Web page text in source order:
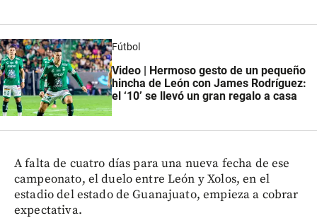
Fútbol
Video | Hermoso gesto de un pequeño
hincha de León con James Rodríguez:
el ‘10’ se llevó un gran regalo a casa
A falta de cuatro días para una nueva fecha de ese
campeonato, el duelo entre León y Xolos, en el
estadio del estado de Guanajuato, empieza a cobrar
expectativa.